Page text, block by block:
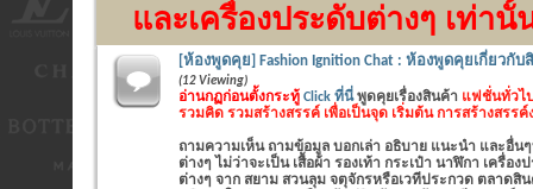
และเครื่องประดับต่างๆ เท่านั้
[ห้องพูดคุย] Fashion Ignition Chat : ห้องพูดคุยเกี่ยวกั
(12 Viewing)
อ่านกฏก่อนตั้งกระทู้ Click ที่นี่ พูดคุยเรื่องสินค้าแฟชั่นทั่วไป
รวมคิด รวมสร้างสรรค์ เพื่อเป็นจุด เริ่มต้น การสร้างสรร
ถามความเห็น ถามข้อมูล บอกเล่า อธิบาย แนะนำ และอื่น
ต่างๆ ไม่ว่าจะเป็นเสื้อผ้า รองเท้า กระเป๋า นาฬิกา เครื่อง
ต่างๆ จาก สยาม สวนลุม จตุจักรหรือเวทีประกวด ตลาดสิ